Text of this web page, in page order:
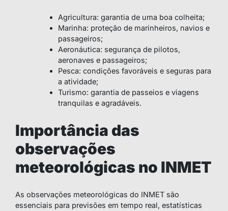
Agricultura: garantia de uma boa colheita;
Marinha: proteção de marinheiros, navios e
passageiros;
Aeronáutica: segurança de pilotos,
aeronaves e passageiros;
Pesca: condições favoráveis e seguras para
a atividade;
Turismo: garantia de passeios e viagens
tranquilas e agradáveis.
Importância das
observações
meteorológicas no INMET
As observações meteorológicas do INMET são
essenciais para previsões em tempo real, estatísticas